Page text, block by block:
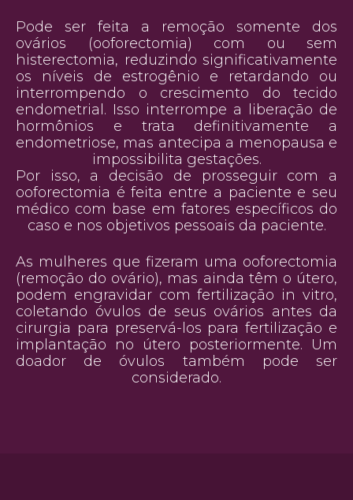
Pode ser feita a remoção somente dos
ovários (ooforectomia) com ou sem
histerectomia, reduzindo significativamente
os níveis de estrogênio e retardando ou
interrompendo o crescimento do tecido
endometrial. Isso interrompe a liberação de
hormônios e trata definitivamente a
endometriose, mas antecipa a menopausa e
impossibilita gestações.
Por isso, a decisão de prosseguir com a
ooforectomia é feita entre a paciente e seu
médico com base em fatores específicos do
caso e nos objetivos pessoais da paciente.
As mulheres que fizeram uma ooforectomia
(remoção do ovário), mas ainda têm o útero,
podem engravidar com fertilização in vitro,
coletando óvulos de seus ovários antes da
cirurgia para preservá-los para fertilização e
implantação no útero posteriormente. Um
doador de óvulos também pode ser
considerado.